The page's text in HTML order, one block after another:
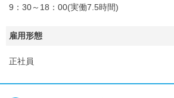
9：30～18：00(実働7.5時間)
雇用形態
正社員